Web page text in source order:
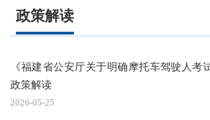
政策解读
《福建省公安厅关于明确摩托车驾驶人考
政策解读
2026-05-25